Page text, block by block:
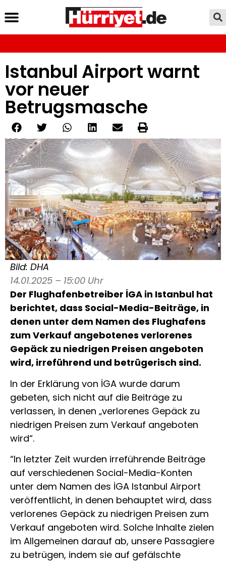
Istanbul Airport warnt
vor neuer
Betrugsmasche
Bild: DHA
14.01.2025 – 15:00 Uhr
Der Flughafenbetreiber İGA in Istanbul hat
berichtet, dass Social-Media-Beiträge, in
denen unter dem Namen des Flughafens
zum Verkauf angebotenes verlorenes
Gepäck zu niedrigen Preisen angeboten
wird, irreführend und betrügerisch sind.
In der Erklärung von İGA wurde darum
gebeten, sich nicht auf die Beiträge zu
verlassen, in denen „verlorenes Gepäck zu
niedrigen Preisen zum Verkauf angeboten
wird“.
“In letzter Zeit wurden irreführende Beiträge
auf verschiedenen Social-Media-Konten
unter dem Namen des İGA Istanbul Airport
veröffentlicht, in denen behauptet wird, dass
verlorenes Gepäck zu niedrigen Preisen zum
Verkauf angeboten wird. Solche Inhalte zielen
im Allgemeinen darauf ab, unsere Passagiere
zu betrügen, indem sie auf gefälschte